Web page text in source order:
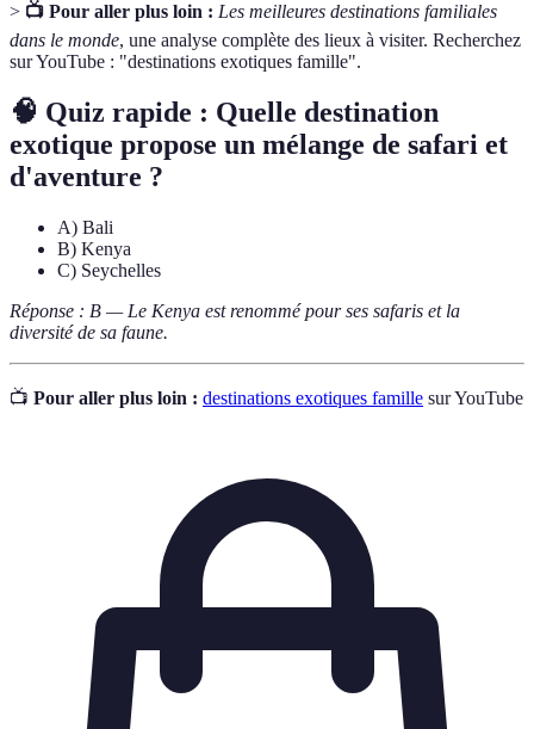
> 📺 Pour aller plus loin : Les meilleures destinations familiales
dans le monde, une analyse complète des lieux à visiter. Recherchez
sur YouTube : "destinations exotiques famille".
🧠 Quiz rapide : Quelle destination
exotique propose un mélange de safari et
d'aventure ?
A) Bali
B) Kenya
C) Seychelles
Réponse : B — Le Kenya est renommé pour ses safaris et la
diversité de sa faune.
📺 Pour aller plus loin : destinations exotiques famille sur YouTube